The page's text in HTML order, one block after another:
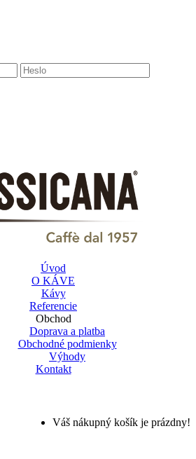
Úvod
O KÁVE
Kávy
Referencie
Obchod
Doprava a platba
Obchodné podmienky
Výhody
Kontakt
Váš nákupný košík je prázdny!